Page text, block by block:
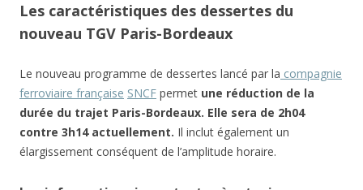
Les caractéristiques des dessertes du
nouveau TGV Paris-Bordeaux
Le nouveau programme de dessertes lancé par la compagnie
ferroviaire française SNCF permet une réduction de la
durée du trajet Paris-Bordeaux. Elle sera de 2h04
contre 3h14 actuellement. Il inclut également un
élargissement conséquent de l’amplitude horaire.